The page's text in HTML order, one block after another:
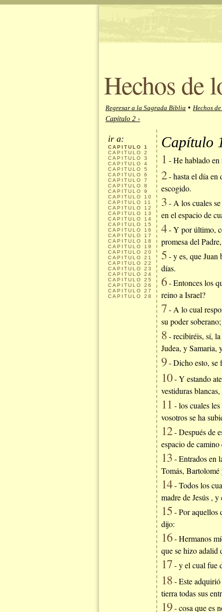
Hechos de
Regresar a la Sagrada Biblia • Hechos
Capítulo 2 ›
ir a:
CAPITULO
1
CAPITULO
2
CAPITULO
3
CAPITULO
4
CAPITULO
5
CAPITULO
6
CAPITULO
7
CAPITULO
8
CAPITULO
9
CAPITULO
10
CAPITULO
11
CAPITULO
12
CAPITULO
13
CAPITULO
14
CAPITULO
15
CAPITULO
16
CAPITULO
17
CAPITULO
18
CAPITULO
19
CAPITULO
20
CAPITULO
21
CAPITULO
22
CAPITULO
23
CAPITULO
24
CAPITULO
25
CAPITULO
26
CAPITULO
27
CAPITULO
28
Capítulo
1 - He hablado
2- hasta el día en
escogido.
3- A los cuales
en el espacio de
4- Y por último,
promesa del
5- y es, que Juan
días.
6- Entonces los
reino a Israel?
7- A lo cual
su poder soberano;
8- recibiréis, sí,
Judea, y Samaria,
9- Dicho esto, se
10- Y estando
vestiduras blancas,
11 - los cuales
vosotros se ha
12- Después de
espacio de camino
13- Entrados en
Tomás,
14- Todos los
madre de Jesús ,
15- Por aquellos
dijo:
16- Hermanos
que se hizo adalid
17- y el cual fue
18- Este
tierra todas sus
19- cosa que es